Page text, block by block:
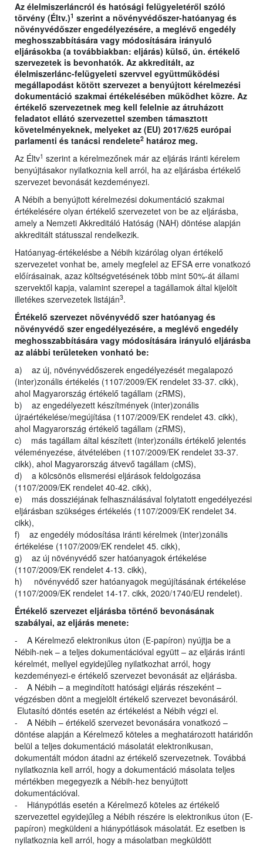
Az élelmiszerláncról és hatósági felügyeletéről szóló
törvény (Éltv.)1 szerint a növényvédőszer-hatóanyag és
növényvédőszer engedélyezésére, a meglévő engedély
meghosszabbítására vagy módosítására irányuló
eljárásokba (a továbbiakban: eljárás) külső, ún. értékelő
szervezetek is bevonhatók. Az akkreditált, az
élelmiszerlánc-felügyeleti szervvel együttműködési
megállapodást kötött szervezet a benyújtott kérelmezési
dokumentáció szakmai értékelésében működhet közre. Az
értékelő szervezetnek meg kell felelnie az átruházott
feladatot ellátó szervezettel szemben támasztott
követelményeknek, melyeket az (EU) 2017/625 európai
parlamenti és tanácsi rendelete2 határoz meg.
Az Éltv1 szerint a kérelmezőnek már az eljárás iránti kérelem
benyújtásakor nyilatkoznia kell arról, ha az eljárásba értékelő
szervezet bevonását kezdeményezi.
A Nébih a benyújtott kérelmezési dokumentáció szakmai
értékelésére olyan értékelő szervezetet von be az eljárásba,
amely a Nemzeti Akkreditáló Hatóság (NAH) döntése alapján
akkreditált státusszal rendelkezik.
Hatóanyag-értékelésbe a Nébih kizárólag olyan értékelő
szervezetet vonhat be, amely megfelel az EFSA erre vonatkozó
előírásainak, azaz költségvetésének több mint 50%-át állami
szervektől kapja, valamint szerepel a tagállamok által kijelölt
illetékes szervezetek listáján3.
Értékelő szervezet növényvédő szer hatóanyag és
növényvédő szer engedélyezésére, a meglévő engedély
meghosszabbítására vagy módosítására irányuló eljárásba
az alábbi területeken vonható be:
a) az új, növényvédőszerek engedélyezését megalapozó
(inter)zonális értékelés (1107/2009/EK rendelet 33-37. cikk),
ahol Magyarország értékelő tagállam (zRMS),
b) az engedélyezett készítmények (inter)zonális
újraértékelése/megújítása (1107/2009/EK rendelet 43. cikk),
ahol Magyarország értékelő tagállam (zRMS),
c) más tagállam által készített (inter)zonális értékelő jelentés
véleményezése, átvételében (1107/2009/EK rendelet 33-37.
cikk), ahol Magyarország átvevő tagállam (cMS),
d) a kölcsönös elismerési eljárások feldolgozása
(1107/2009/EK rendelet 40-42. cikk),
e) más dossziéjának felhasználásával folytatott engedélyezési
eljárásban szükséges értékelés (1107/2009/EK rendelet 34.
cikk),
f) az engedély módosítása iránti kérelmek (inter)zonális
értékelése (1107/2009/EK rendelet 45. cikk),
g) az új növényvédő szer hatóanyagok értékelése
(1107/2009/EK rendelet 4-13. cikk),
h) növényvédő szer hatóanyagok megújításának értékelése
(1107/2009/EK rendelet 14-17. cikk, 2020/1740/EU rendelet).
Értékelő szervezet eljárásba történő bevonásának
szabályai, az eljárás menete:
- A Kérelmező elektronikus úton (E-papíron) nyújtja be a
Nébih-nek – a teljes dokumentációval együtt – az eljárás iránti
kérelmét, mellyel egyidejűleg nyilatkozhat arról, hogy
kezdeményezi-e értékelő szervezet bevonását az eljárásba.
- A Nébih – a megindított hatósági eljárás részeként –
végzésben dönt a megjelölt értékelő szervezet bevonásáról.
Elutasító döntés esetén az értékelést a Nébih végzi el.
- A Nébih – értékelő szervezet bevonására vonatkozó –
döntése alapján a Kérelmező köteles a meghatározott határidőn
belül a teljes dokumentáció másolatát elektronikusan,
dokumentált módon átadni az értékelő szervezetnek. Továbbá
nyilatkoznia kell arról, hogy a dokumentáció másolata teljes
mértékben megegyezik a Nébih-hez benyújtott
dokumentációval.
- Hiánypótlás esetén a Kérelmező köteles az értékelő
szervezettel egyidejűleg a Nébih részére is elektronikus úton (E-
papíron) megküldeni a hiánypótlások másolatát. Ez esetben is
nyilatkoznia kell arról, hogy a másolatban megküldött